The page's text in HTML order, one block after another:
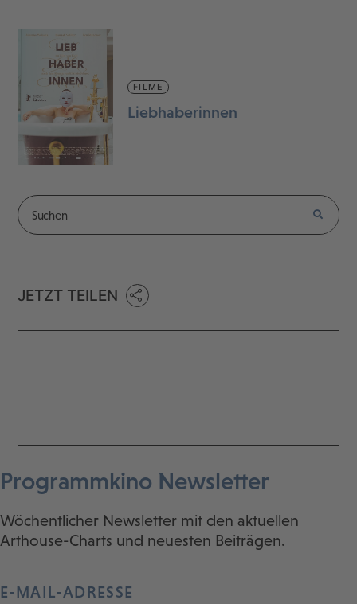
FILME
Liebhaberinnen
JETZT TEILEN
Programmkino Newsletter
Wöchentlicher Newsletter mit den aktuellen
Arthouse-Charts und neuesten Beiträgen.
E-MAIL-ADRESSE